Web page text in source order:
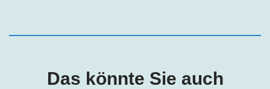
Das könnte Sie auch